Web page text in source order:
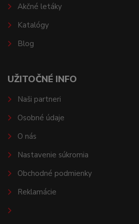
Akčné letáky
Katalógy
Blog
UŽITOČNÉ INFO
Naši partneri
Osobné údaje
O nás
Nastavenie súkromia
Obchodné podmienky
Reklamácie